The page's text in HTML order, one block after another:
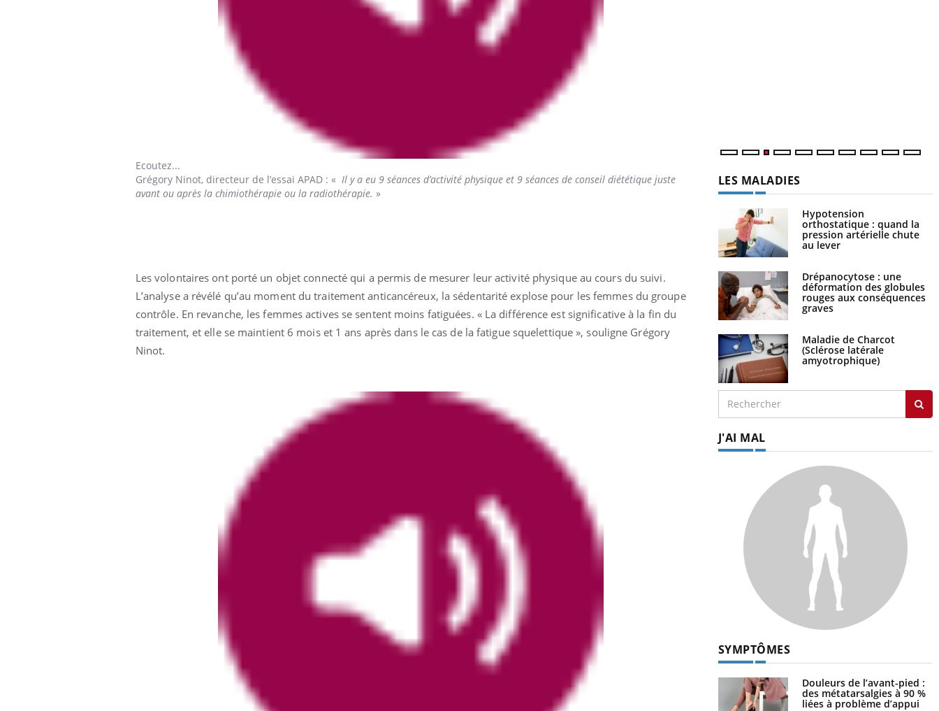
Ecoutez...
Grégory Ninot, directeur de l’essai APAD : « Il y a eu 9 séances d’activité physique et 9 séances de conseil diététique juste
avant ou après la chimiothérapie ou la radiothérapie. »
Les volontaires ont porté un objet connecté qui a permis de mesurer leur activité physique au cours du suivi.
L’analyse a révélé qu’au moment du traitement anticancéreux, la sédentarité explose pour les femmes du groupe
contrôle. En revanche, les femmes actives se sentent moins fatiguées. « La différence est significative à la fin du
traitement, et elle se maintient 6 mois et 1 ans après dans le cas de la fatigue squelettique », souligne Grégory
Ninot.
...
LES MALADIES
Hypotension
orthostatique : quand la
pression artérielle chute
au lever
Drépanocytose : une
déformation des globules
rouges aux conséquences
graves
Maladie de Charcot
(Sclérose latérale
amyotrophique)
J'AI MAL
SYMPTÔMES
Douleurs de l’avant-pied :
des métatarsalgies à 90 %
liées à problème d’appui